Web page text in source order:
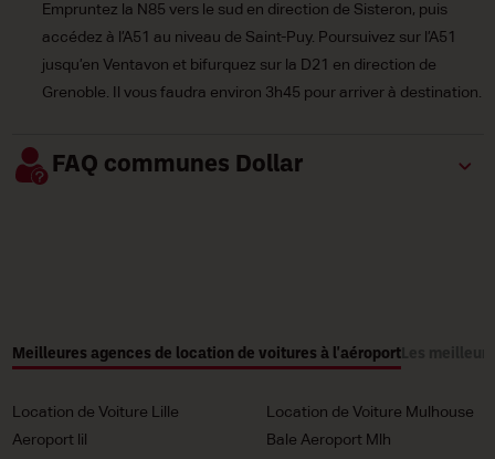
Empruntez la N85 vers le sud en direction de Sisteron, puis
accédez à l’A51 au niveau de Saint-Puy. Poursuivez sur l’A51
jusqu’en Ventavon et bifurquez sur la D21 en direction de
Grenoble. Il vous faudra environ 3h45 pour arriver à destination.
FAQ communes Dollar
Meilleures agences de location de voitures à l'aéroportLes
Location de Voiture Lille
Aeroport lil
Location de Voiture Mulhouse
Bale Aeroport Mlh